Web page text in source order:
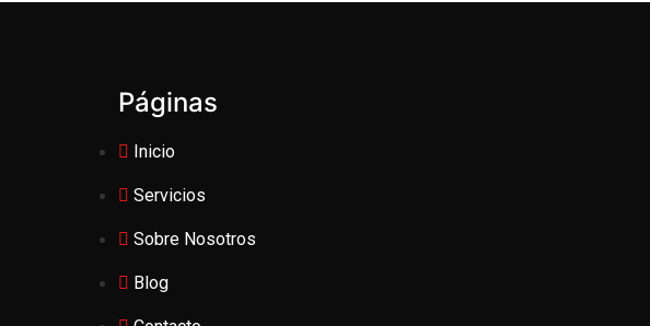
Páginas
Inicio
Servicios
Sobre Nosotros
Blog